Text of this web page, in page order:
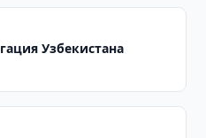
Узбекистана